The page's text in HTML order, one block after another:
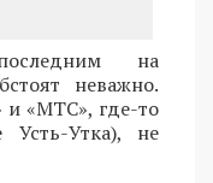
на
неважно.
и «МТС», где-то
Усть-Утка), не